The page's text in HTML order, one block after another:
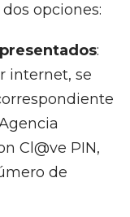
opciones:
:
internet, se
Cl@ve PIN,
de